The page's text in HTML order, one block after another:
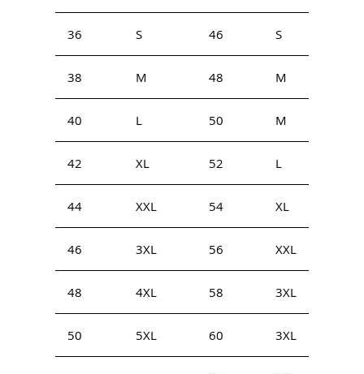
36 S 46 S
38 M 48 M
40 L 50 M
42 XL 52 L
44 XXL 54 XL
46 3XL 56 XXL
48 4XL 58 3XL
50 5XL 60 3XL